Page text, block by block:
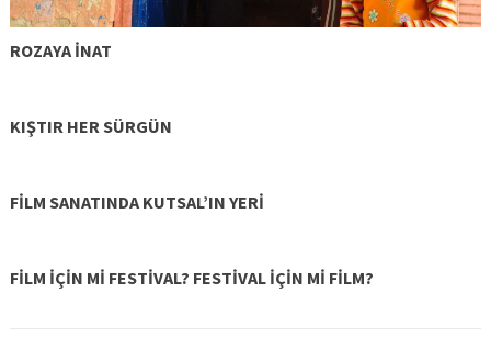
ROZAYA İNAT
KIŞTIR HER SÜRGÜN
FİLM SANATINDA KUTSAL’IN YERİ
FİLM İÇİN Mİ FESTİVAL? FESTİVAL İÇİN Mİ FİLM?